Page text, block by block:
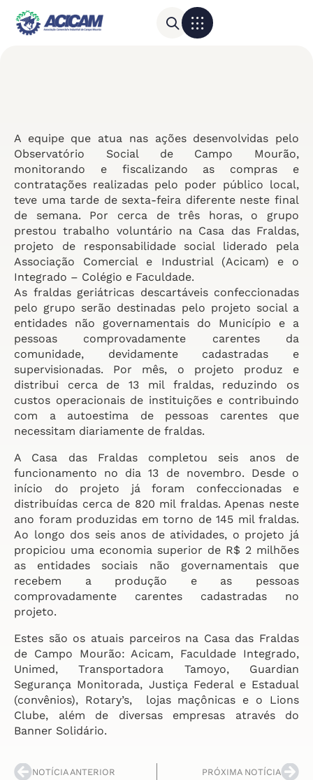
A equipe que atua nas ações desenvolvidas pelo
Observatório Social de Campo Mourão,
monitorando e fiscalizando as compras e
contratações realizadas pelo poder público local,
teve uma tarde de sexta-feira diferente neste final
de semana. Por cerca de três horas, o grupo
prestou trabalho voluntário na Casa das Fraldas,
projeto de responsabilidade social liderado pela
Associação Comercial e Industrial (Acicam) e o
Integrado – Colégio e Faculdade.
As fraldas geriátricas descartáveis confeccionadas
pelo grupo serão destinadas pelo projeto social a
entidades não governamentais do Município e a
pessoas comprovadamente carentes da
comunidade, devidamente cadastradas e
supervisionadas. Por mês, o projeto produz e
distribui cerca de 13 mil fraldas, reduzindo os
custos operacionais de instituições e contribuindo
com a autoestima de pessoas carentes que
necessitam diariamente de fraldas.
A Casa das Fraldas completou seis anos de
funcionamento no dia 13 de novembro. Desde o
início do projeto já foram confeccionadas e
distribuídas cerca de 820 mil fraldas. Apenas neste
ano foram produzidas em torno de 145 mil fraldas.
Ao longo dos seis anos de atividades, o projeto já
propiciou uma economia superior de R$ 2 milhões
as entidades sociais não governamentais que
recebem a produção e as pessoas
comprovadamente carentes cadastradas no
projeto.
Estes são os atuais parceiros na Casa das Fraldas
de Campo Mourão: Acicam, Faculdade Integrado,
Unimed, Transportadora Tamoyo, Guardian
Segurança Monitorada, Justiça Federal e Estadual
(convênios), Rotary’s, lojas maçônicas e o Lions
Clube, além de diversas empresas através do
Banner Solidário.
NOTÍCIA ANTERIOR PRÓXIMA NOTÍCIA